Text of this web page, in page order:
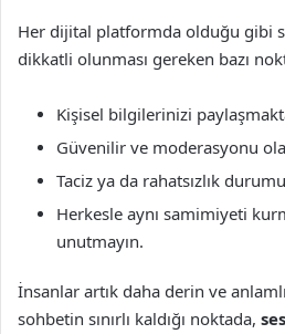
Her dijital platformda olduğu gibi
dikkatli olunması gereken bazı
Kişisel bilgilerinizi
Güvenilir ve moderasyonu
Taciz ya da rahatsızlık
Herkesle aynı samimiyeti
unutmayın.
İnsanlar artık daha derin ve
sohbetin sınırlı kaldığı noktada,